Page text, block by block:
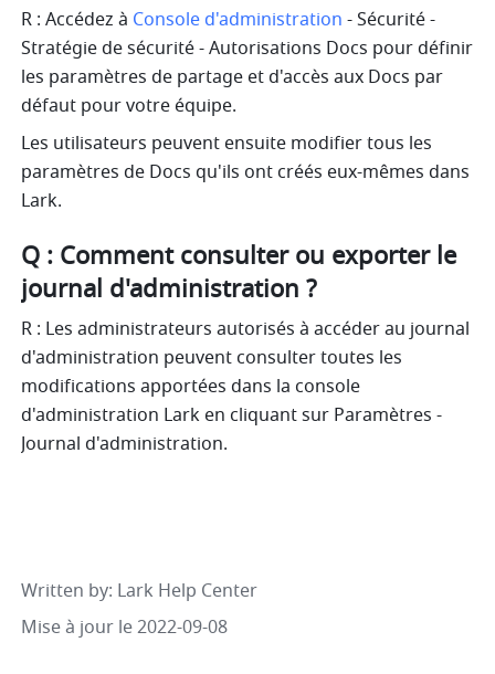
R : Accédez à Console d'administration - Sécurité -
Stratégie de sécurité - Autorisations Docs pour définir
les paramètres de partage et d'accès aux Docs par
défaut pour votre équipe.
Les utilisateurs peuvent ensuite modifier tous les
paramètres de Docs qu'ils ont créés eux-mêmes dans
Lark.
Q : Comment consulter ou exporter le
journal d'administration ?
R : Les administrateurs autorisés à accéder au journal
d'administration peuvent consulter toutes les
modifications apportées dans la console
d'administration Lark en cliquant sur Paramètres -
Journal d'administration.
Written by: Lark Help Center
Mise à jour le 2022-09-08